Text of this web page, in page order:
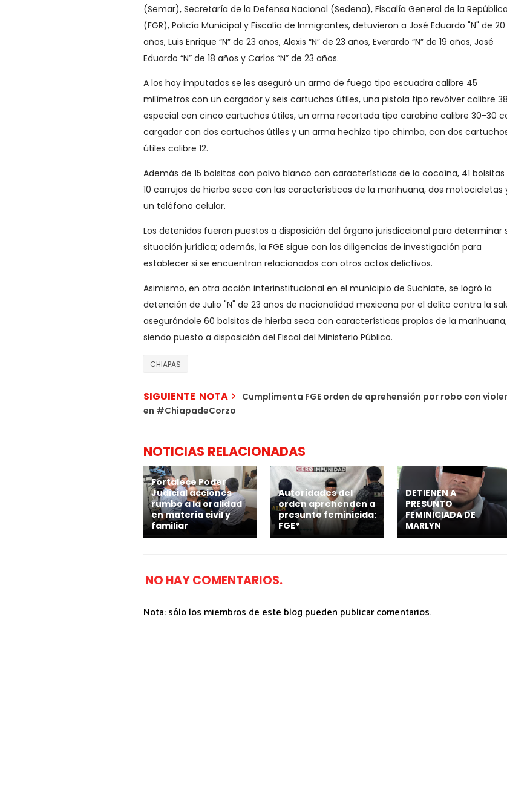
(Semar), Secretaría de la Defensa Nacional (Sedena), Fiscalía General de la República
(FGR), Policía Municipal y Fiscalía de Inmigrantes, detuvieron a José Eduardo "N" de 20
años, Luis Enrique “N” de 23 años, Alexis “N” de 23 años, Everardo “N” de 19 años, José
Eduardo “N” de 18 años y Carlos “N” de 23 años.
A los hoy imputados se les aseguró un arma de fuego tipo escuadra calibre 45
milímetros con un cargador y seis cartuchos útiles, una pistola tipo revólver calibre 38
especial con cinco cartuchos útiles, un arma recortada tipo carabina calibre 30-30
cargador con dos cartuchos útiles y un arma hechiza tipo chimba, con dos
útiles calibre 12.
Además de 15 bolsitas con polvo blanco con características de la cocaína, 41 bolsitas
10 carrujos de hierba seca con las características de la marihuana, dos motocicletas
un teléfono celular.
Los detenidos fueron puestos a disposición del órgano jurisdiccional para determinar
situación jurídica; además, la FGE sigue con las diligencias de investigación para
establecer si se encuentran relacionados con otros actos delictivos.
Asimismo, en otra acción interinstitucional en el municipio de Suchiate, se logró la
detención de Julio "N" de 23 años de nacionalidad mexicana por el delito contra la
asegurándole 60 bolsitas de hierba seca con características propias de la marihuana,
siendo puesto a disposición del Fiscal del Ministerio Público.
CHIAPAS
SIGUIENTE NOTA
Cumplimenta FGE orden de aprehensión por robo con
en #ChiapadeCorzo
NOTICIAS RELACIONADAS
Fortalece Poder
Judicial acciones
rumbo a la oralidad
en materia civil y
familiar
Autoridades del
orden aprehenden a
presunto feminicida:
FGE*
DETIENEN A
PRESUNTO
FEMINICIADA DE
MARLYN
NO HAY COMENTARIOS.
Nota: sólo los miembros de este blog pueden publicar comentarios.